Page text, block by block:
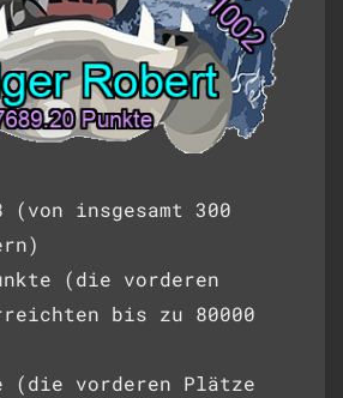
(von insgesamt 300
(die vorderen
bis zu 80000
(die vorderen Plätze